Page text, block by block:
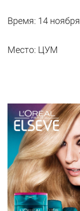
Время: 14 ноября
Место: ЦУМ